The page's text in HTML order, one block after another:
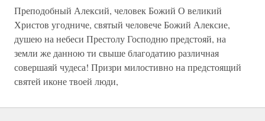
Преподобный Алексий, человек Божий О великий
Христов угодниче, святый человече Божий Алексие,
душею на небеси Престолу Господню предстояй, на
земли же данною ти свыше благодатию различная
совершаяй чудеса! Призри милостивно на предстоящий
святей иконе твоей люди,